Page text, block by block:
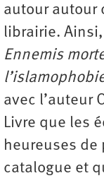
autour autour
librairie.
Ennemis
avec l’auteur
Livre que les
heureuses de
catalogue et